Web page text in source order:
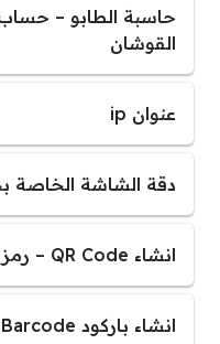
حاسبة الطابو –
القوشان
عنوان ip
دقة الشاشة الخاصة
انشاء QR Code – رمز الاستجابة السريع
انشاء باركود Barcode